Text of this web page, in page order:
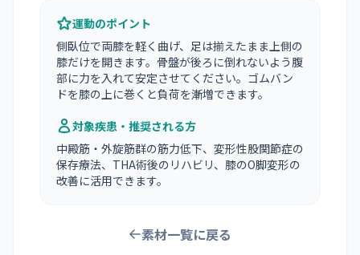
運動のポイント
側臥位で両膝を軽く曲げ、足は揃えたまま上側の
膝だけを開きます。骨盤が後ろに倒れないよう腹
部に力を入れて安定させてください。ゴムバン
ドを膝の上に巻くと負荷を漸増できます。
対象疾患・推奨される方
中殿筋・外旋筋群の筋力低下、変形性股関節症の
保存療法、THA術後のリハビリ、膝のO脚変形の
改善に活用できます。
素材一覧に戻る